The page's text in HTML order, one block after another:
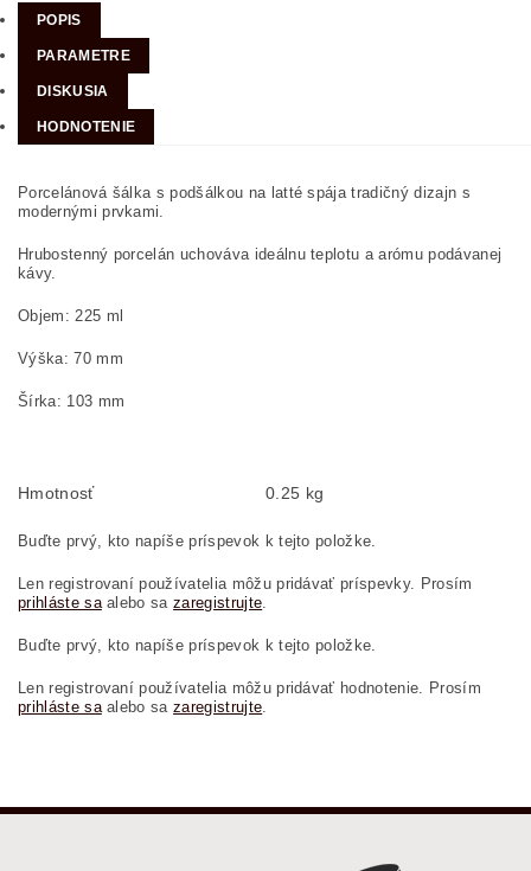
POPIS
PARAMETRE
DISKUSIA
HODNOTENIE
Porcelánová šálka s podšálkou na latté spája tradičný dizajn s
modernými prvkami.
Hrubostenný porcelán uchováva ideálnu teplotu a arómu podávanej
kávy.
Objem: 225 ml
Výška: 70 mm
Šírka: 103 mm
Hmotnosť 0.25 kg
Buďte prvý, kto napíše príspevok k tejto položke.
Len registrovaní používatelia môžu pridávať príspevky. Prosím
prihláste saalebo sazaregistrujte.
Buďte prvý, kto napíše príspevok k tejto položke.
Len registrovaní používatelia môžu pridávať hodnotenie. Prosím
prihláste saalebo sazaregistrujte.